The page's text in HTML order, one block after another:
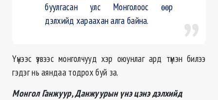
буулгасан улс Монголоос өөр
дэлхийд хараахан алга байна.
Үүнээс үзвээс монголчууд хэр оюунлаг ард түмэн билээ
гэдэг нь аяндаа тодрох буй за.
Монгол Ганжуур, Данжуурын үнэ цэнэ дэлхийд